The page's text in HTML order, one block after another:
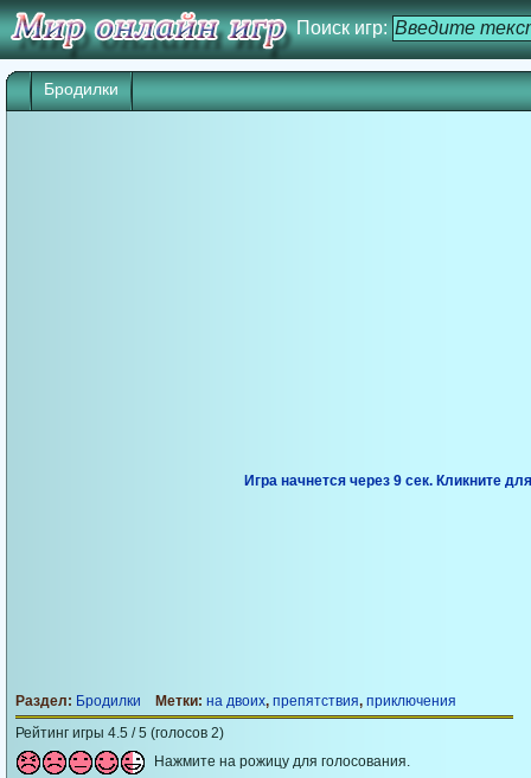
Поиск игр:
Бродилки
Игра начнется через 9 сек. Кликните
Раздел: Бродилки Метки: на двоих, препятствия, приключения
Рейтинг игры 4.5 / 5 (голосов 2)
Нажмите на рожицу для голосования.